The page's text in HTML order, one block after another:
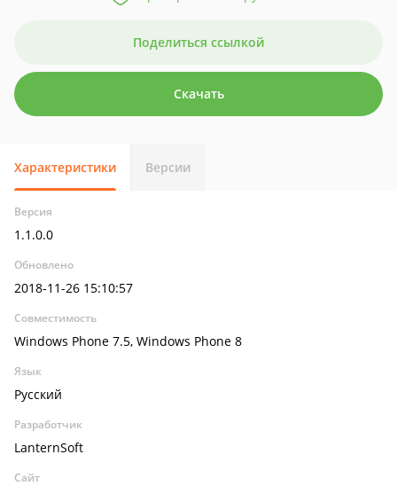
Поделиться ссылкой
Скачать
Характеристики Версии
Версия
1.1.0.0
Обновлено
2018-11-26 15:10:57
Совместимость
Windows Phone 7.5, Windows Phone 8
Язык
Русский
Разработчик
LanternSoft
Сайт